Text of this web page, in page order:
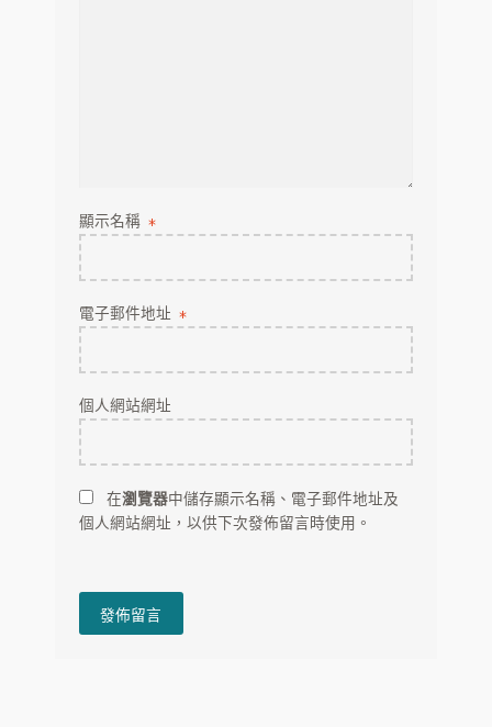
顯示名稱 *
電子郵件地址 *
個人網站網址
在瀏覽器中儲存顯示名稱、電子郵件地址及
個人網站網址，以供下次發佈留言時使用。